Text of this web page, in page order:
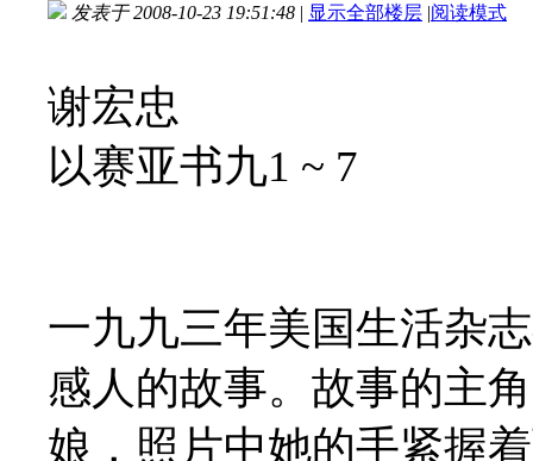
发表于 2008-10-23 19:51:48 | 显示全部楼层 |阅读模式
谢宏忠
以赛亚书九1 ~ 7
一九九三年美国生活杂
感人的故事。故事的主
娘，照片中她的手紧握